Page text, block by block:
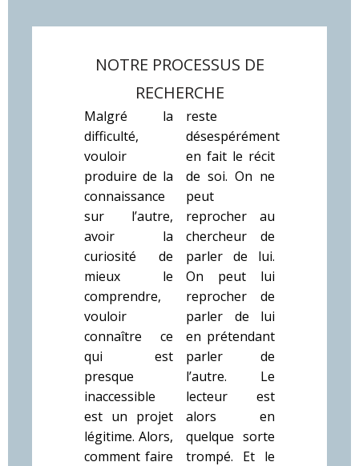
NOTRE PROCESSUS DE
RECHERCHE
Malgré la
difficulté,
vouloir
produire de la
connaissance
sur l’autre,
avoir la
curiosité de
mieux le
comprendre,
vouloir
connaître ce
qui est
presque
inaccessible
est un projet
légitime. Alors,
comment faire
reste
désespérément
en fait le récit
de soi. On ne
peut
reprocher au
chercheur de
parler de lui.
On peut lui
reprocher de
parler de lui
en prétendant
parler de
l’autre. Le
lecteur est
alors en
quelque sorte
trompé. Et le